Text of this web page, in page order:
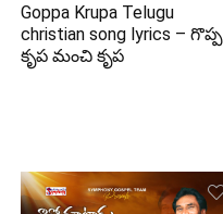
Goppa Krupa Telugu
christian song lyrics – గొప్ప
కృప మంచి కృప